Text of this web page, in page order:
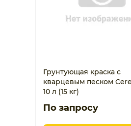
Грунтующая краска с
кварцевым песком
10 л (15 кг)
По запросу